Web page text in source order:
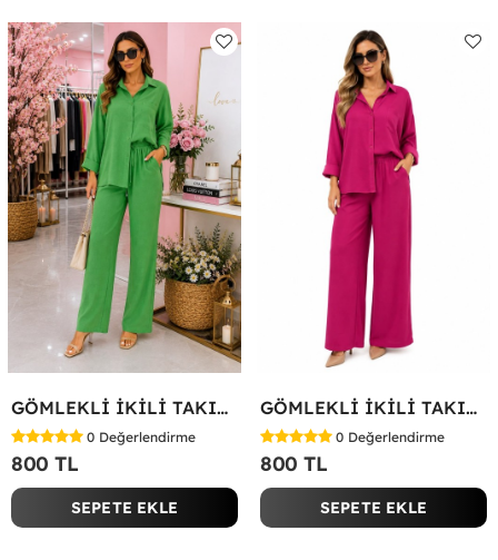
GÖMLEKLİ İKİLİ TAKIM Koyu Yeşil
0 Değerlendirme
800 TL
SEPETE EKLE
GÖMLEKLİ İKİLİ TAKIM Fuşya
0 Değerlendirme
800 TL
SEPETE EKLE